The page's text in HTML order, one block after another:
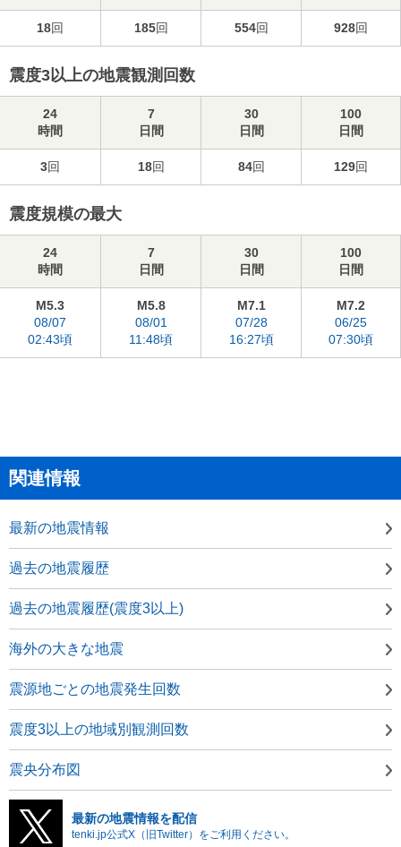
18回 185回 554回 928回
震度3以上の地震観測回数
24
時間
7
日間
30
日間
100
日間
3回 18回 84回 129回
震度規模の最大
24
時間
7
日間
30
日間
100
日間
M5.3
08/07
02:43頃
M5.8
08/01
11:48頃
M7.1
07/28
16:27頃
M7.2
06/25
07:30頃
関連情報
最新の地震情報
過去の地震履歴
過去の地震履歴(震度3以上)
海外の大きな地震
震源地ごとの地震発生回数
震度3以上の地域別観測回数
震央分布図
最新の地震情報を配信
tenki.jp公式X（旧Twitter）をご利用ください。